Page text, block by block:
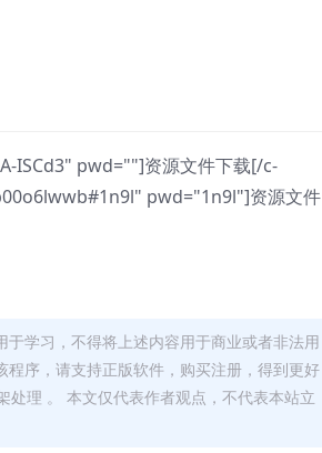
pwd=""]资源文件下载[/c-
pwd="1n9l"]资源文件
学习，不得将上述内容用于商业或者非法用
序，请支持正版软件，购买注册，得到更好
理 。 本文仅代表作者观点，不代表本站立